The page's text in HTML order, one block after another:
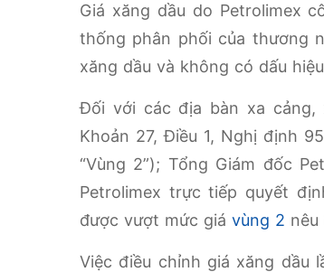
Giá xăng dầu do Petrolimex
thống phân phối của thương
xăng dầu và không có dấu
Đối với các địa bàn xa
Khoản 27, Điều 1, Nghị định
“Vùng 2”); Tổng Giám đốc
Petrolimex trực tiếp quyết
được vượt mức giá vùng 2 nêu
Việc điều chỉnh giá xăng dầu